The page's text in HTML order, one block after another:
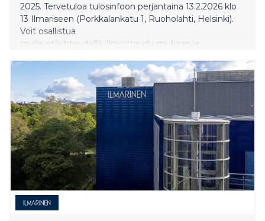
2025. Tervetuloa tulosinfoon perjantaina 13.2.2026 klo
13 Ilmariseen (Porkkalankatu 1, Ruoholahti, Helsinki).
Voit osallistua
myös etäyhteydellä. Ilmoittaudu mukaan ja
asioista sekä kysymään lisää.